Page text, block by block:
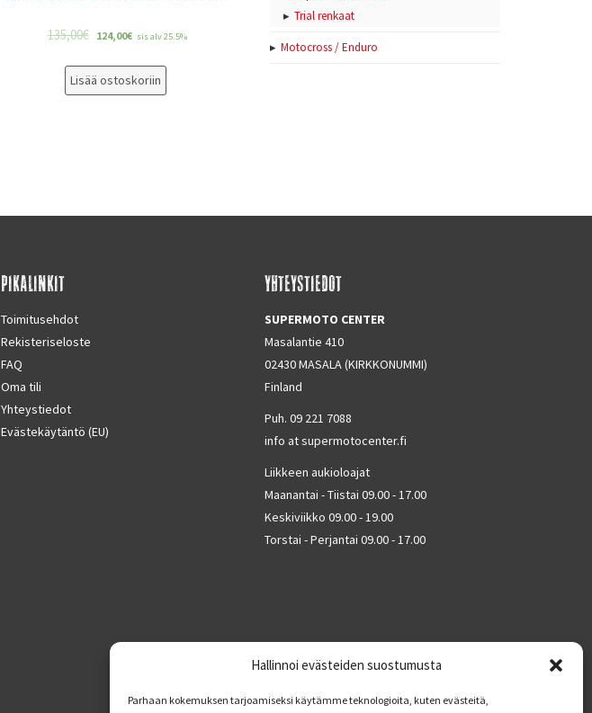
Hallinnoi evästeiden suostumusta
Parhaan kokemuksen tarjoamiseksi käytämme teknologioita, kuten evästeitä,
135,00€ 124,00€ sis alv 25.5%
Lisää ostoskoriin
Trial renkaat
Motocross / Enduro
PIKALINKIT
Toimitusehdot
Rekisteriseloste
FAQ
Oma tili
Yhteystiedot
Evästekäytäntö (EU)
YHTEYSTIEDOT
SUPERMOTO CENTER
Masalantie 410
02430 MASALA (KIRKKONUMMI)
Finland
Puh. 09 221 7088
info at supermotocenter.fi
Liikkeen aukioloajat
Maanantai - Tiistai 09.00 - 17.00
Keskiviikko 09.00 - 19.00
Torstai - Perjantai 09.00 - 17.00